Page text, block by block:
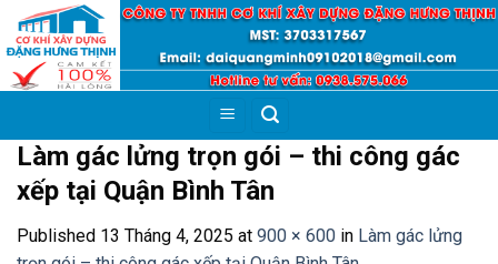
Skip
content
Làm gác lửng trọn gói – thi công gác
xếp tại Quận Bình Tân
Published 13 Tháng 4, 2025 at 900 × 600 in Làm gác lửng